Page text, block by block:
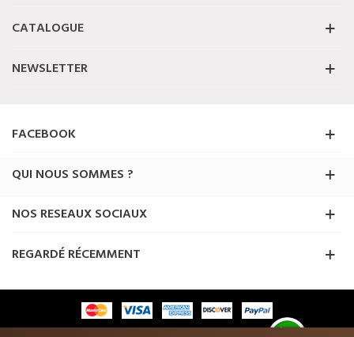
CATALOGUE
NEWSLETTER
FACEBOOK
QUI NOUS SOMMES ?
NOS RESEAUX SOCIAUX
REGARDÉ RÉCEMMENT